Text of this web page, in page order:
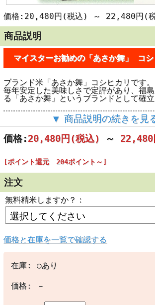
価格:20,480円(税込) ～ 22,480円(
商品説明
マイスターお勧めの「あさか舞」 コシ
ブランド米「あさか舞」コシヒカリです。
毎年安定した美味しさで定評があり、福
る「あさか舞」というブランドとして確立
日本人で良かった…
一粒一粒の米が主張しあうかのように釜の
まるで、お釜が白い宝石箱のよう…
さっくり混ぜて、お気に入りの器に盛っ
もっちり、ふわ～、口の中で舞うお米た
なに美味しかったんだ！
そんな、感動を味わえる米、それが
郡山産ブランド米
お米マイスターお勧めのコシヒカリ１等米
▼ 商品説明の続きを見
価格:20,480円 (税込) ～ 22,480
[ポイント還元 204ポイント～]
注文
無料精米しますか？：
価格と在庫を一覧で確認する
在庫: ○あり
価格: －